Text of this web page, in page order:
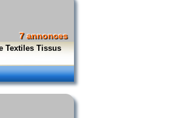
7 annonces
Textiles Tissus